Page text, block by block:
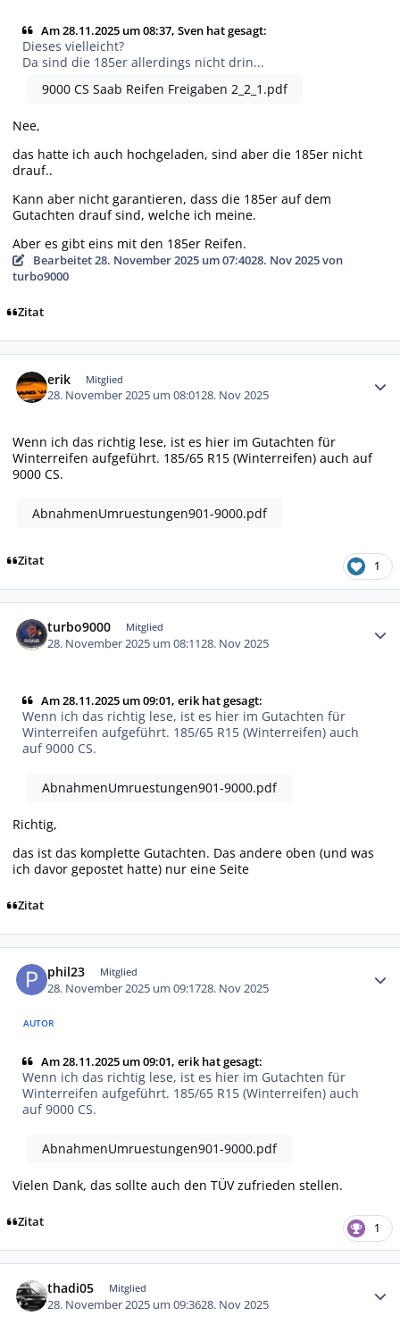
Am 28.11.2025 um 08:37, Sven hat gesagt:
Dieses vielleicht?
Da sind die 185er allerdings nicht drin...
9000 CS Saab Reifen Freigaben 2_2_1.pdf
Nee,
das hatte ich auch hochgeladen, sind aber die 185er nicht
drauf..
Kann aber nicht garantieren, dass die 185er auf dem
Gutachten drauf sind, welche ich meine.
Aber es gibt eins mit den 185er Reifen.
Bearbeitet28. November 2025 um 07:4028. Nov 2025von
turbo9000
Zitat
erik Mitglied
28. November 2025 um 08:0128. Nov 2025
Wenn ich das richtig lese, ist es hier im Gutachten für
Winterreifen aufgeführt. 185/65 R15 (Winterreifen) auch auf
9000 CS.
AbnahmenUmruestungen901-9000.pdf
Zitat 1
turbo9000 Mitglied
28. November 2025 um 08:1128. Nov 2025
Am 28.11.2025 um 09:01, erik hat gesagt:
Wenn ich das richtig lese, ist es hier im Gutachten für
Winterreifen aufgeführt. 185/65 R15 (Winterreifen) auch
auf 9000 CS.
AbnahmenUmruestungen901-9000.pdf
Richtig,
das ist das komplette Gutachten. Das andere oben (und was
ich davor gepostet hatte) nur eine Seite
Zitat
phil23 Mitglied
28. November 2025 um 09:1728. Nov 2025
AUTOR
Am 28.11.2025 um 09:01, erik hat gesagt:
Wenn ich das richtig lese, ist es hier im Gutachten für
Winterreifen aufgeführt. 185/65 R15 (Winterreifen) auch
auf 9000 CS.
AbnahmenUmruestungen901-9000.pdf
Vielen Dank, das sollte auch den TÜV zufrieden stellen.
Zitat 1
thadi05 Mitglied
28. November 2025 um 09:3628. Nov 2025